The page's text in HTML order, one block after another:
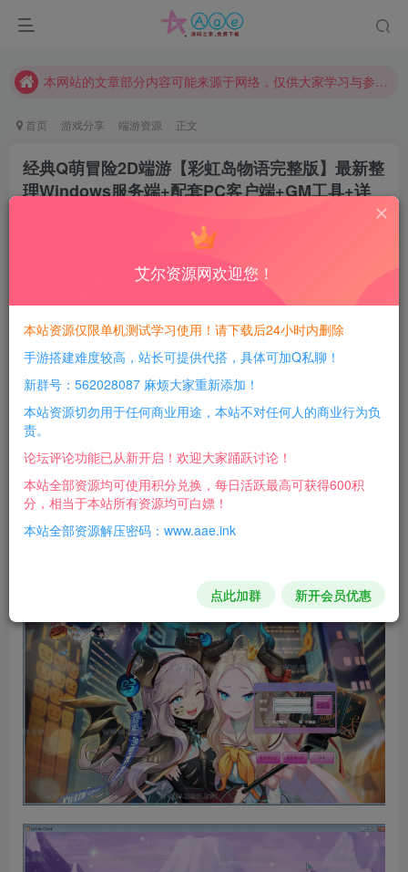
现在赞助会员享受专属折扣，详情点击此条公告。
本网站的文章部分内容可能来源于网络，仅供大家学习与参考，如有侵权，请联系站长QQ466107887进行删除处理。
首页 游戏分享 端游资源 正文
经典Q萌冒险2D端游【彩虹岛物语完整版】最新整
理Windows服务端+配套PC客户端+GM工具+详
114
每日活跃最高可获得600积分！所有资源可以使用
积分免费兑换！
游戏介绍：
GM工具在环境文件夹
游戏截图：
艾尔资源网欢迎您！
本站资源仅限单机测试学习使用！请下载后24小时内删除
手游搭建难度较高，站长可提供代搭，具体可加Q私聊！
新群号：562028087 麻烦大家重新添加！
本站资源切勿用于任何商业用途，本站不对任何人的商业行为负
责。
论坛评论功能已从新开启！欢迎大家踊跃讨论！
本站全部资源均可使用积分兑换，每日活跃最高可获得600积
分，相当于本站所有资源均可白嫖！
本站全部资源解压密码：www.aae.ink
点此加群 新开会员优惠